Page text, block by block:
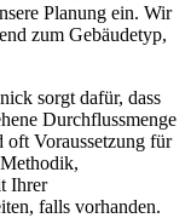
Planung ein. Wir
zum Gebäudetyp,
sorgt dafür, dass
Durchflussmenge
oft Voraussetzung für
Ihrer
falls vorhanden.